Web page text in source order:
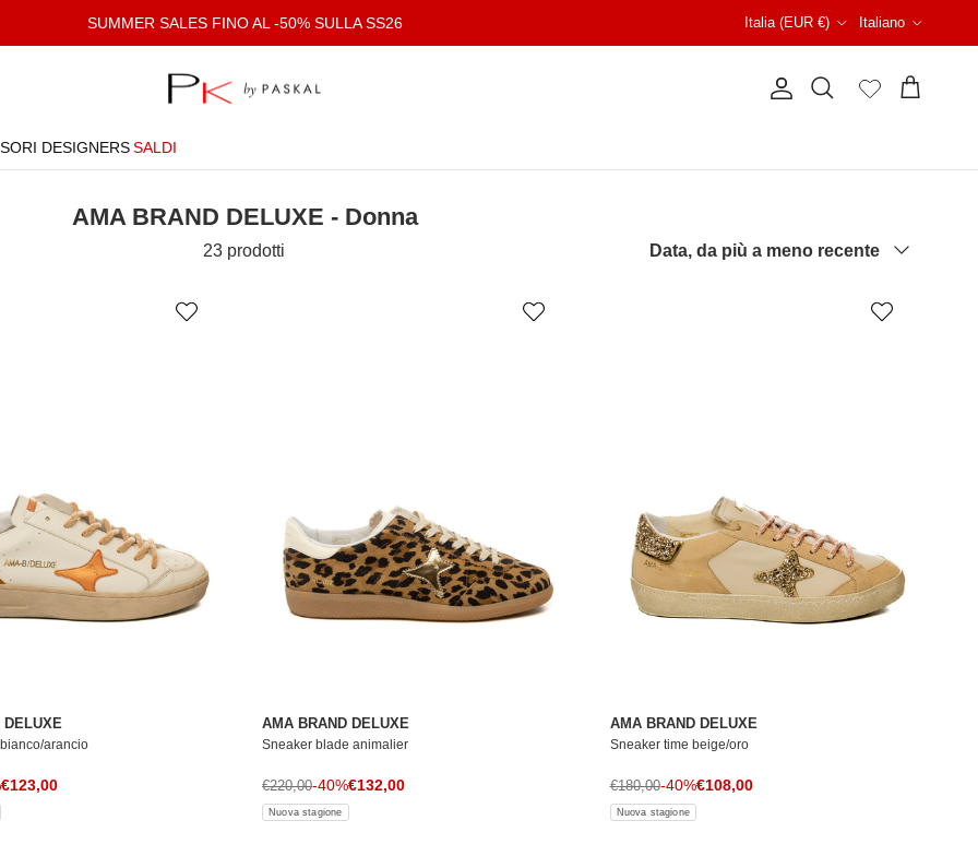
SUMMER SALES FINO AL -50% SULLA SS26 Italia (EUR €) Italiano
AccountCerca Carrello
DESIGNERS SALDI
AMA BRAND DELUXE - Donna
23 prodotti Data, da più a meno recente
DELUXE
arancio
Prezzo di vendita
€123,00
AMA BRAND DELUXE
Sneaker blade animalier
Prezzo di vendita
€132,00
Prezzo normale
€220,00-40%
Nuova stagione
AMA BRAND DELUXE
Sneaker time beige/oro
Prezzo di vendita
€108,00
Prezzo normale
€180,00-40%
Nuova stagione